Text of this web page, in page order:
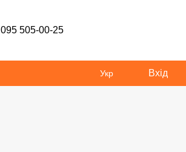
095 505-00-25
Укр Вхід